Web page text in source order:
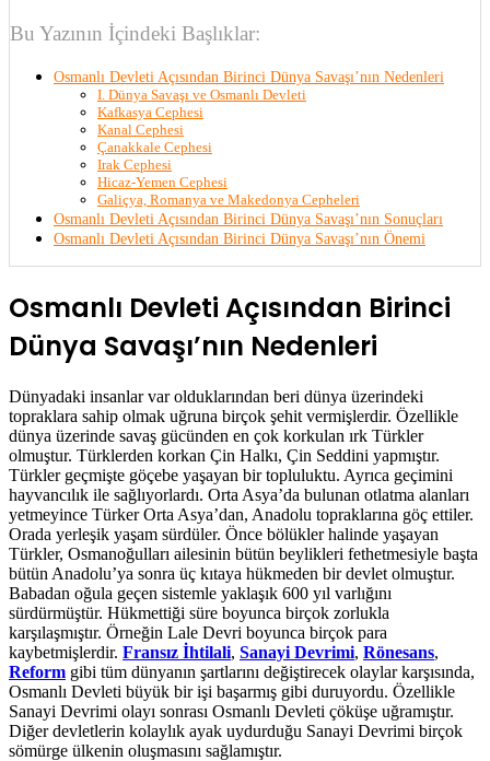
Bu Yazının İçindeki Başlıklar:
Osmanlı Devleti Açısından Birinci Dünya Savaşı’nın Nedenleri
I. Dünya Savaşı ve Osmanlı Devleti
Kafkasya Cephesi
Kanal Cephesi
Çanakkale Cephesi
Irak Cephesi
Hicaz-Yemen Cephesi
Galiçya, Romanya ve Makedonya Cepheleri
Osmanlı Devleti Açısından Birinci Dünya Savaşı’nın Sonuçları
Osmanlı Devleti Açısından Birinci Dünya Savaşı’nın Önemi
Osmanlı Devleti Açısından Birinci
Dünya Savaşı’nın Nedenleri
Dünyadaki insanlar var olduklarından beri dünya üzerindeki
topraklara sahip olmak uğruna birçok şehit vermişlerdir. Özellikle
dünya üzerinde savaş gücünden en çok korkulan ırk Türkler
olmuştur. Türklerden korkan Çin Halkı, Çin Seddini yapmıştır.
Türkler geçmişte göçebe yaşayan bir topluluktu. Ayrıca geçimini
hayvancılık ile sağlıyorlardı. Orta Asya’da bulunan otlatma alanları
yetmeyince Türker Orta Asya’dan, Anadolu topraklarına göç ettiler.
Orada yerleşik yaşam sürdüler. Önce bölükler halinde yaşayan
Türkler, Osmanoğulları ailesinin bütün beylikleri fethetmesiyle başta
bütün Anadolu’ya sonra üç kıtaya hükmeden bir devlet olmuştur.
Babadan oğula geçen sistemle yaklaşık 600 yıl varlığını
sürdürmüştür. Hükmettiği süre boyunca birçok zorlukla
karşılaşmıştır. Örneğin Lale Devri boyunca birçok para
kaybetmişlerdir. Fransız İhtilali, Sanayi Devrimi, Rönesans,
Reform gibi tüm dünyanın şartlarını değiştirecek olaylar karşısında,
Osmanlı Devleti büyük bir işi başarmış gibi duruyordu. Özellikle
Sanayi Devrimi olayı sonrası Osmanlı Devleti çöküşe uğramıştır.
Diğer devletlerin kolaylık ayak uydurduğu Sanayi Devrimi birçok
sömürge ülkenin oluşmasını sağlamıştır.